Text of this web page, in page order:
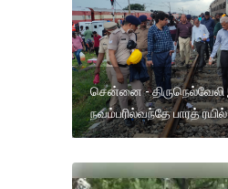
சென்னை -
நவம்பரில்வந்தே பாரத்